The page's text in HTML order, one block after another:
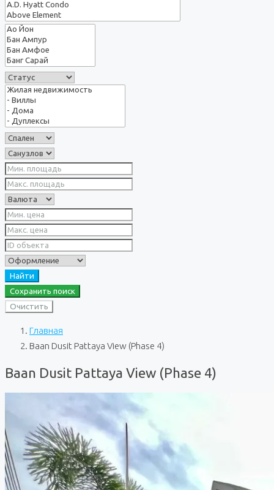
Найти
Сохранить поиск
Очистить
Главная
Baan Dusit Pattaya View (Phase 4)
Baan Dusit Pattaya View (Phase 4)